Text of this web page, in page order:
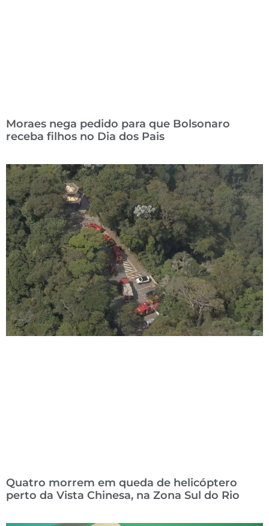
Moraes nega pedido para que Bolsonaro
receba filhos no Dia dos Pais
Quatro morrem em queda de helicóptero
perto da Vista Chinesa, na Zona Sul do Rio